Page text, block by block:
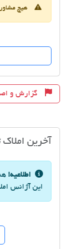
هیچ
گزارش و
آخرین
اطلاعیه!
این آژانس